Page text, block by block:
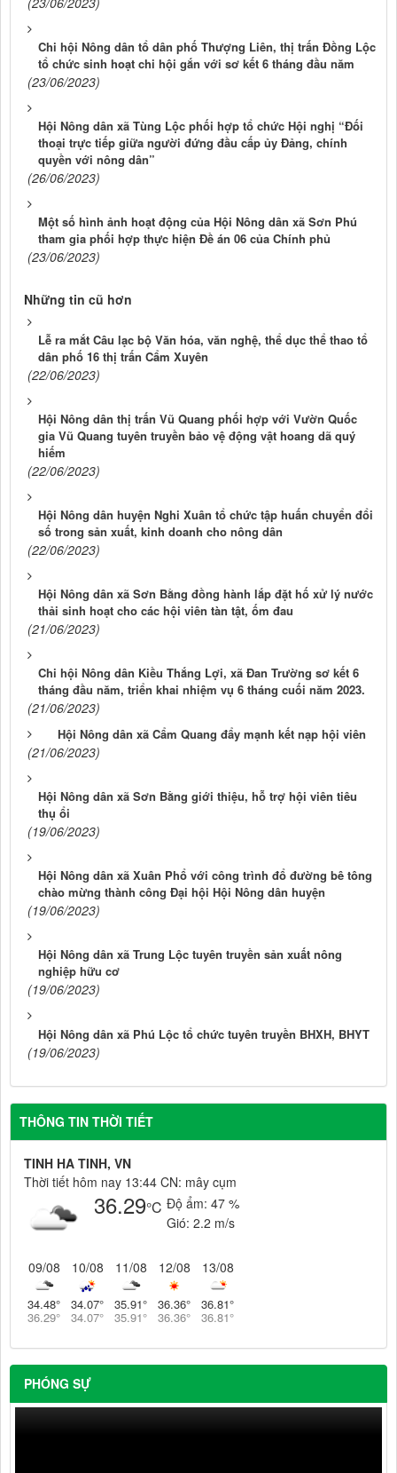
Chi hội Nông dân tổ dân phố Thượng Liên, thị trấn Đồng Lộc
tổ chức sinh hoạt chi hội gắn với sơ kết 6 tháng đầu năm
(23/06/2023)
Hội Nông dân xã Tùng Lộc phối hợp tổ chức Hội nghị “Đối
thoại trực tiếp giữa người đứng đầu cấp ủy Đảng, chính
quyền với nông dân”
(26/06/2023)
Một số hình ảnh hoạt động của Hội Nông dân xã Sơn Phú
tham gia phối hợp thực hiện Đề án 06 của Chính phủ
(23/06/2023)
Những tin cũ hơn
Lễ ra mắt Câu lạc bộ Văn hóa, văn nghệ, thể dục thể thao tổ
dân phố 16 thị trấn Cẩm Xuyên
(22/06/2023)
Hội Nông dân thị trấn Vũ Quang phối hợp với Vườn Quốc
gia Vũ Quang tuyên truyền bảo vệ động vật hoang dã quý
hiếm
(22/06/2023)
Hội Nông dân huyện Nghi Xuân tổ chức tập huấn chuyển đổi
số trong sản xuất, kinh doanh cho nông dân
(22/06/2023)
Hội Nông dân xã Sơn Bằng đồng hành lắp đặt hố xử lý nước
thải sinh hoạt cho các hội viên tàn tật, ốm đau
(21/06/2023)
Chi hội Nông dân Kiều Thắng Lợi, xã Đan Trường sơ kết 6
tháng đầu năm, triển khai nhiệm vụ 6 tháng cuối năm 2023.
(21/06/2023)
Hội Nông dân xã Cẩm Quang đẩy mạnh kết nạp hội viên
(21/06/2023)
Hội Nông dân xã Sơn Bằng giới thiệu, hỗ trợ hội viên tiêu
thụ ổi
(19/06/2023)
Hội Nông dân xã Xuân Phổ với công trình đổ đường bê tông
chào mừng thành công Đại hội Hội Nông dân huyện
(19/06/2023)
Hội Nông dân xã Trung Lộc tuyên truyền sản xuất nông
nghiệp hữu cơ
(19/06/2023)
Hội Nông dân xã Phú Lộc tổ chức tuyên truyền BHXH, BHYT
(19/06/2023)
THÔNG TIN THỜI TIẾT
TINH HA TINH, VN
Thời tiết hôm nay 13:44 CN: mây cụm
36.29°C Độ ẩm: 47 %
Gió: 2.2 m/s
09/08
34.48°
36.29°
10/08
34.07°
34.07°
11/08
35.91°
35.91°
12/08
36.36°
36.36°
13/08
36.81°
36.81°
PHÓNG SỰ